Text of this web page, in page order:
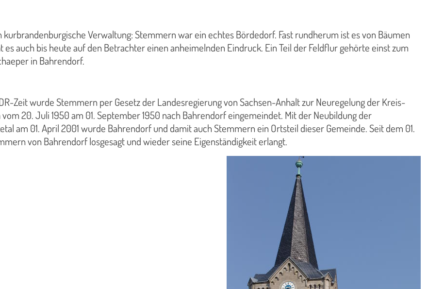
kurbrandenburgische Verwaltung: Stemmern war ein echtes Bördedorf. Fast rundherum ist es von Bäumen
es auch bis heute auf den Betrachter einen anheimelnden Eindruck. Ein Teil der Feldflur gehörte einst zum
in Bahrendorf.
Zeit wurde Stemmern per Gesetz der Landesregierung von Sachsen-Anhalt zur Neuregelung der Kreis-
20. Juli 1950 am 01. September 1950 nach Bahrendorf eingemeindet. Mit der Neubildung der
am 01. April 2001 wurde Bahrendorf und damit auch Stemmern ein Ortsteil dieser Gemeinde. Seit dem 01.
von Bahrendorf losgesagt und wieder seine Eigenständigkeit erlangt.